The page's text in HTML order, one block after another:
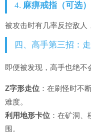
4. 麻痹戒指（可选）
被攻击时有几率反控敌人
四、高手第三招：
即便被发现，高手也绝不
Z字形走位 ：在刷怪时不
难度。
利用地形卡位 ：在矿洞
围。